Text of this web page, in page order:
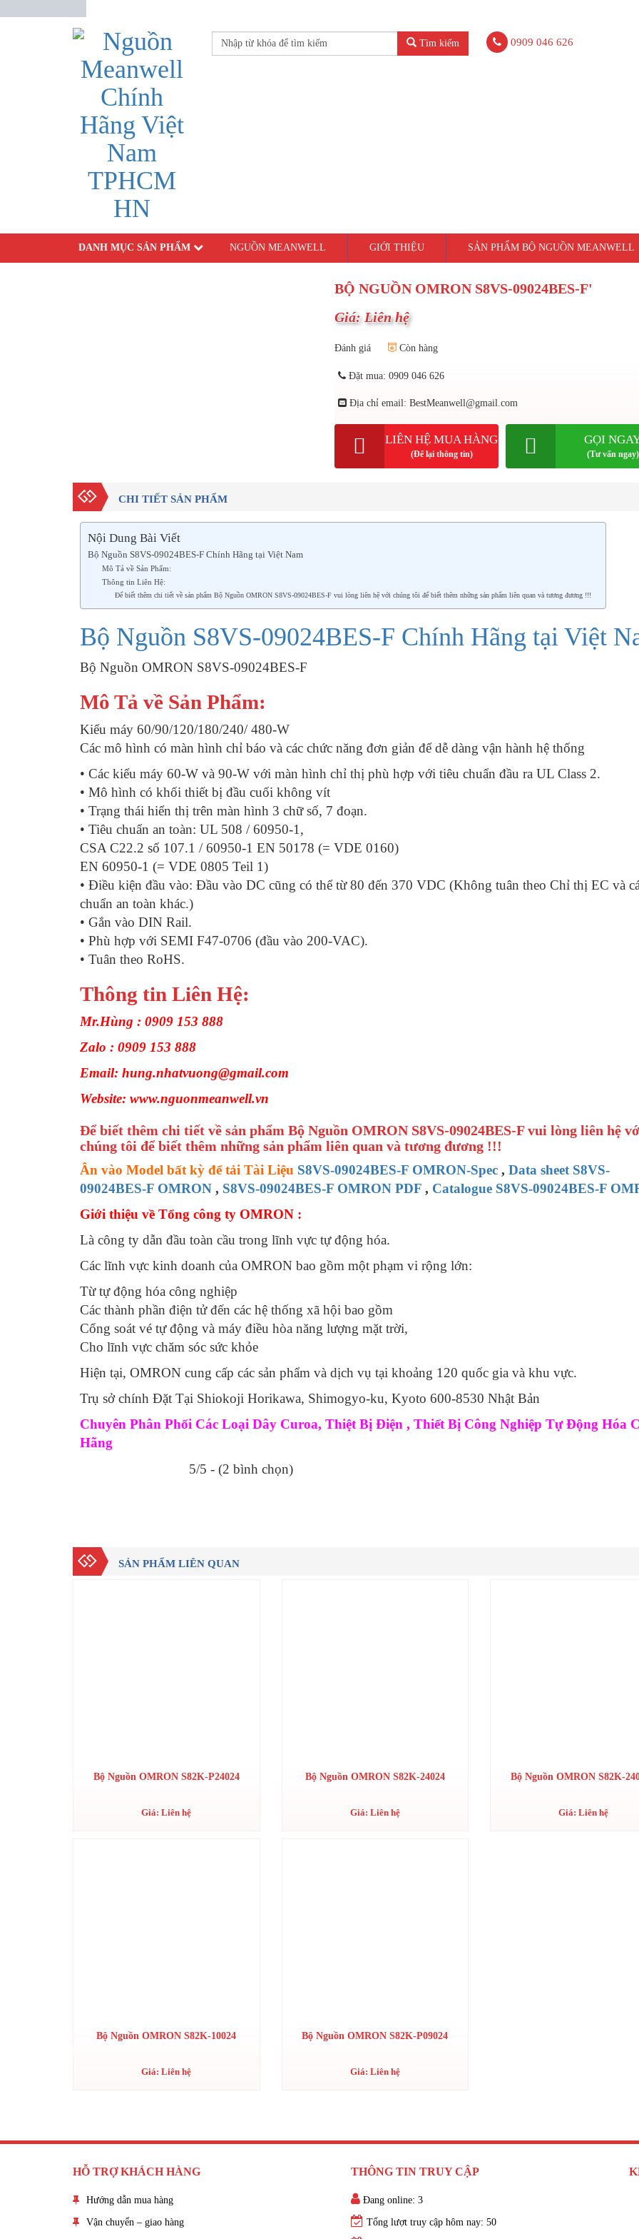
Tìm kiếm 0909 046 626
DANH MỤC SẢN PHẨM NGUỒN MEANWELL GIỚI THIỆU SẢN PHẨM BỘ NGUỒN MEANWELL
BỘ NGUỒN OMRON S8VS-09024BES-F'
Giá: Liên hệ
Đánh giá Còn hàng
Đặt mua: 0909 046 626
Địa chỉ email: BestMeanwell@gmail.com
LIÊN HỆ MUA HÀNG
(Để lại thông tin)
GỌI
(Tư vấn ngay)
CHI TIẾT SẢN PHẨM
Nội Dung Bài Viết
Bộ Nguồn S8VS-09024BES-F Chính Hãng tại Việt Nam
Mô Tả về Sản Phẩm:
Thông tin Liên Hệ:
Để biết thêm chi tiết về sản phẩm Bộ Nguồn OMRON S8VS-09024BES-F vui lòng liên hệ với chúng tôi để biết thêm những sản phẩm liên quan và tương đương !!!
Bộ Nguồn S8VS-09024BES-F Chính Hãng tại Việt
Bộ Nguồn OMRON S8VS-09024BES-F
Mô Tả về Sản Phẩm:
Kiểu máy 60/90/120/180/240/ 480-W
Các mô hình có màn hình chỉ báo và các chức năng đơn giản để dễ dàng vận hành hệ thống
• Các kiểu máy 60-W và 90-W với màn hình chỉ thị phù hợp với tiêu chuẩn đầu ra UL Class 2.
• Mô hình có khối thiết bị đầu cuối không vít
• Trạng thái hiển thị trên màn hình 3 chữ số, 7 đoạn.
• Tiêu chuẩn an toàn: UL 508 / 60950-1,
CSA C22.2 số 107.1 / 60950-1 EN 50178 (= VDE 0160)
EN 60950-1 (= VDE 0805 Teil 1)
• Điều kiện đầu vào: Đầu vào DC cũng có thể từ 80 đến 370 VDC (Không tuân theo Chỉ thị EC và
chuẩn an toàn khác.)
• Gắn vào DIN Rail.
• Phù hợp với SEMI F47-0706 (đầu vào 200-VAC).
• Tuân theo RoHS.
Thông tin Liên Hệ:
Mr.Hùng : 0909 153 888
Zalo : 0909 153 888
Email: hung.nhatvuong@gmail.com
Website: www.nguonmeanwell.vn
Để biết thêm chi tiết về sản phẩm Bộ Nguồn OMRON S8VS-09024BES-F vui lòng liên hệ
chúng tôi để biết thêm những sản phẩm liên quan và tương đương !!!
Ân vào Model bất kỳ để tải Tài Liệu S8VS-09024BES-F OMRON-Spec , Data sheet S8VS-
09024BES-F OMRON , S8VS-09024BES-F OMRON PDF , Catalogue S8VS-09024BES-F
Giới thiệu về Tổng công ty OMRON :
Là công ty dẫn đầu toàn cầu trong lĩnh vực tự động hóa.
Các lĩnh vực kinh doanh của OMRON bao gồm một phạm vi rộng lớn:
Từ tự động hóa công nghiệp
Các thành phần điện tử đến các hệ thống xã hội bao gồm
Cổng soát vé tự động và máy điều hòa năng lượng mặt trời,
Cho lĩnh vực chăm sóc sức khỏe
Hiện tại, OMRON cung cấp các sản phẩm và dịch vụ tại khoảng 120 quốc gia và khu vực.
Trụ sở chính Đặt Tại Shiokoji Horikawa, Shimogyo-ku, Kyoto 600-8530 Nhật Bản
Chuyên Phân Phối Các Loại Dây Curoa, Thiệt Bị Điện , Thiết Bị Công Nghiệp Tự Động Hóa
Hãng
5/5 - (2 bình chọn)
SẢN PHẨM LIÊN QUAN
Bộ Nguồn OMRON S82K-P24024
Giá: Liên hệ
Bộ Nguồn OMRON S82K-24024
Giá: Liên hệ
Bộ Nguồn OMRON S82K-
Giá: Liên hệ
Bộ Nguồn OMRON S82K-10024
Giá: Liên hệ
Bộ Nguồn OMRON S82K-P09024
Giá: Liên hệ
HỖ TRỢ KHÁCH HÀNG
Hướng dẫn mua hàng
Vận chuyển – giao hàng
THÔNG TIN TRUY CẬP
Đang online: 3
Tổng lượt truy cập hôm nay: 50